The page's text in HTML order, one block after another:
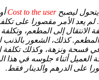
يتحول ليصبحCost to the user
لم يعد الأمر مقصورا على
الانتقال إلى المطعم،
كذلك، الشعور بالذنب
في فسحة ونزهة، وكذلك تكلفة
العميل أثناء جلوسه في هذا
على الدرهم والدينار فقط.